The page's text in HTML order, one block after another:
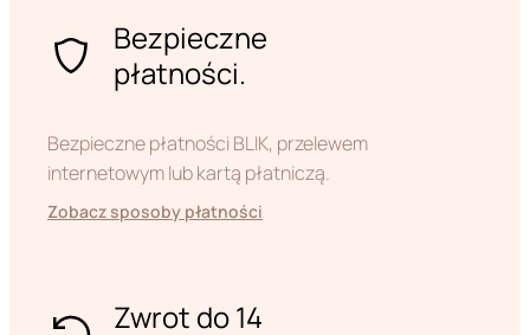
Bezpieczne
płatności.
Bezpieczne płatności BLIK, przelewem
internetowym lub kartą płatniczą.
Zobacz sposoby płatności
Zwrot do 14